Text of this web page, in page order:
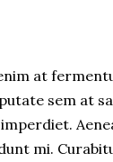
at
sem at
mi.